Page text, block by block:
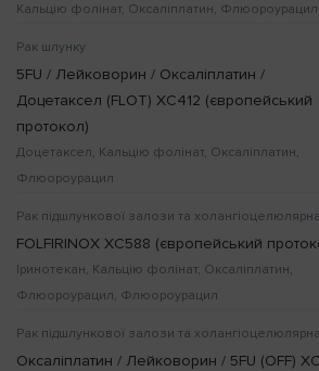
Кальцію фолінат, Оксаліплатин, Флюороурацил
Рак шлунку
5FU / Лейковорин / Оксаліплатин /
Доцетаксел (FLOТ) XC412 (європейський
протокол)
Доцетаксел, Кальцію фолінат, Оксаліплатин,
Флюороурацил
Рак підшлункової залози та
FOLFIRINOX XC588 (європейський
Іринотекан, Кальцію фолінат, Оксаліплатин,
Флюороурацил, Флюороурацил
Рак підшлункової залози та
Оксаліплатин / Лейковорин / 5FU (OFF)